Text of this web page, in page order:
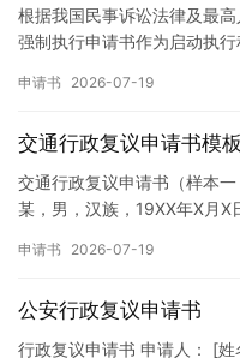
根据我国民事诉讼法律及最
强制执行申请书作为启动执
纸张与…
申请书 2026-07-19
交通行政复议申请书模板
交通行政复议申请书（样本
某，男，汉族，19XX年X月X
申请书 2026-07-19
公安行政复议申请书
行政复议申请书 申请人： [